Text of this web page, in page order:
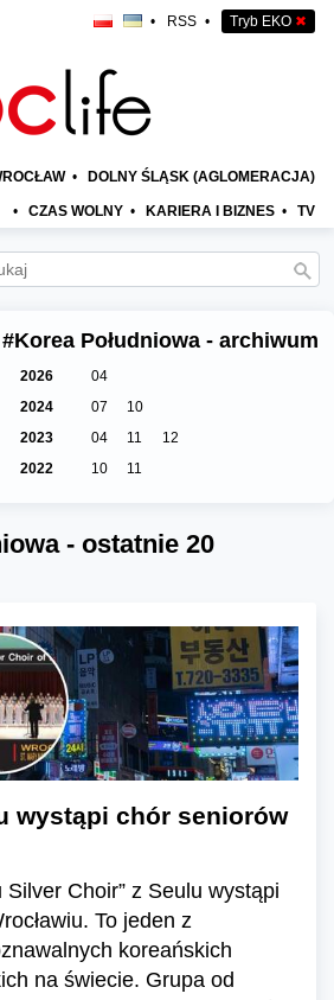
• RSS • Tryb EKO ✖
• DOLNY ŚLĄSK (AGLOMERACJA)
• CZAS WOLNY • KARIERA I BIZNES • TV
#Korea Południowa - archiwum
2026
04
2024
07
10
2023
04 11
12
2022
10 11
- ostatnie 20
wystąpi chór seniorów
Silver Choir” z Seulu wystąpi
To jeden z
koreańskich
na świecie. Grupa od